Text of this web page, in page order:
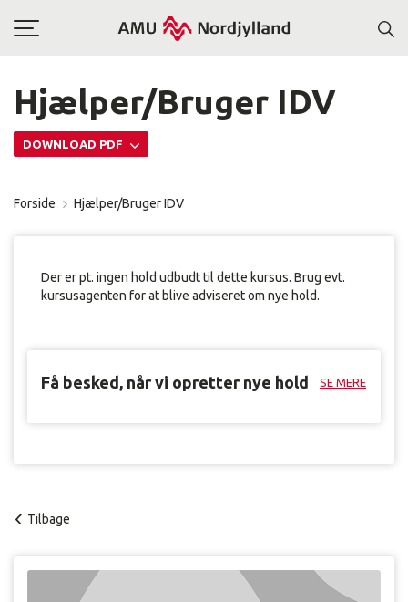
Toggle
Hjælper/Bruger IDV
DOWNLOAD PDF
Forside Hjælper/Bruger IDV
Der er pt. ingen hold udbudt til dette kursus. Brug evt.
kursusagenten for at blive adviseret om nye hold.
Få besked, når vi opretter nye hold SE MERE
Tilbage